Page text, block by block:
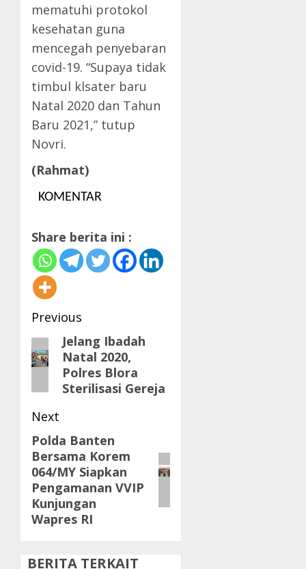
mematuhi protokol
kesehatan guna
mencegah penyebaran
covid-19. “Supaya tidak
timbul klsater baru
Natal 2020 dan Tahun
Baru 2021,” tutup
Novri.
(Rahmat)
KOMENTAR
Share berita ini :
Post
navigation
Previous
Previous
post:
Jelang Ibadah
Natal 2020,
Polres Blora
Sterilisasi Gereja
Next
Next
post:
Polda Banten
Bersama Korem
064/MY Siapkan
Pengamanan VVIP
Kunjungan
Wapres RI
BERITA TERKAIT